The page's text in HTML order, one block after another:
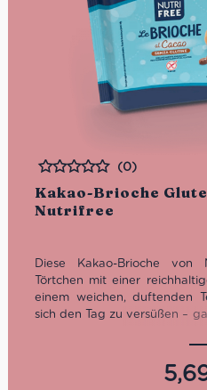
Kakao-Brioche
Nutrifree
Bewertet
(0)
Diese Kakao-Brioche von
Törtchen mit einer
einem weichen, duftenden
sich den Tag zu versüßen –